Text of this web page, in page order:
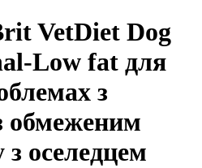
VetDiet Dog
Low fat для
з
обмеженим
оселедцем